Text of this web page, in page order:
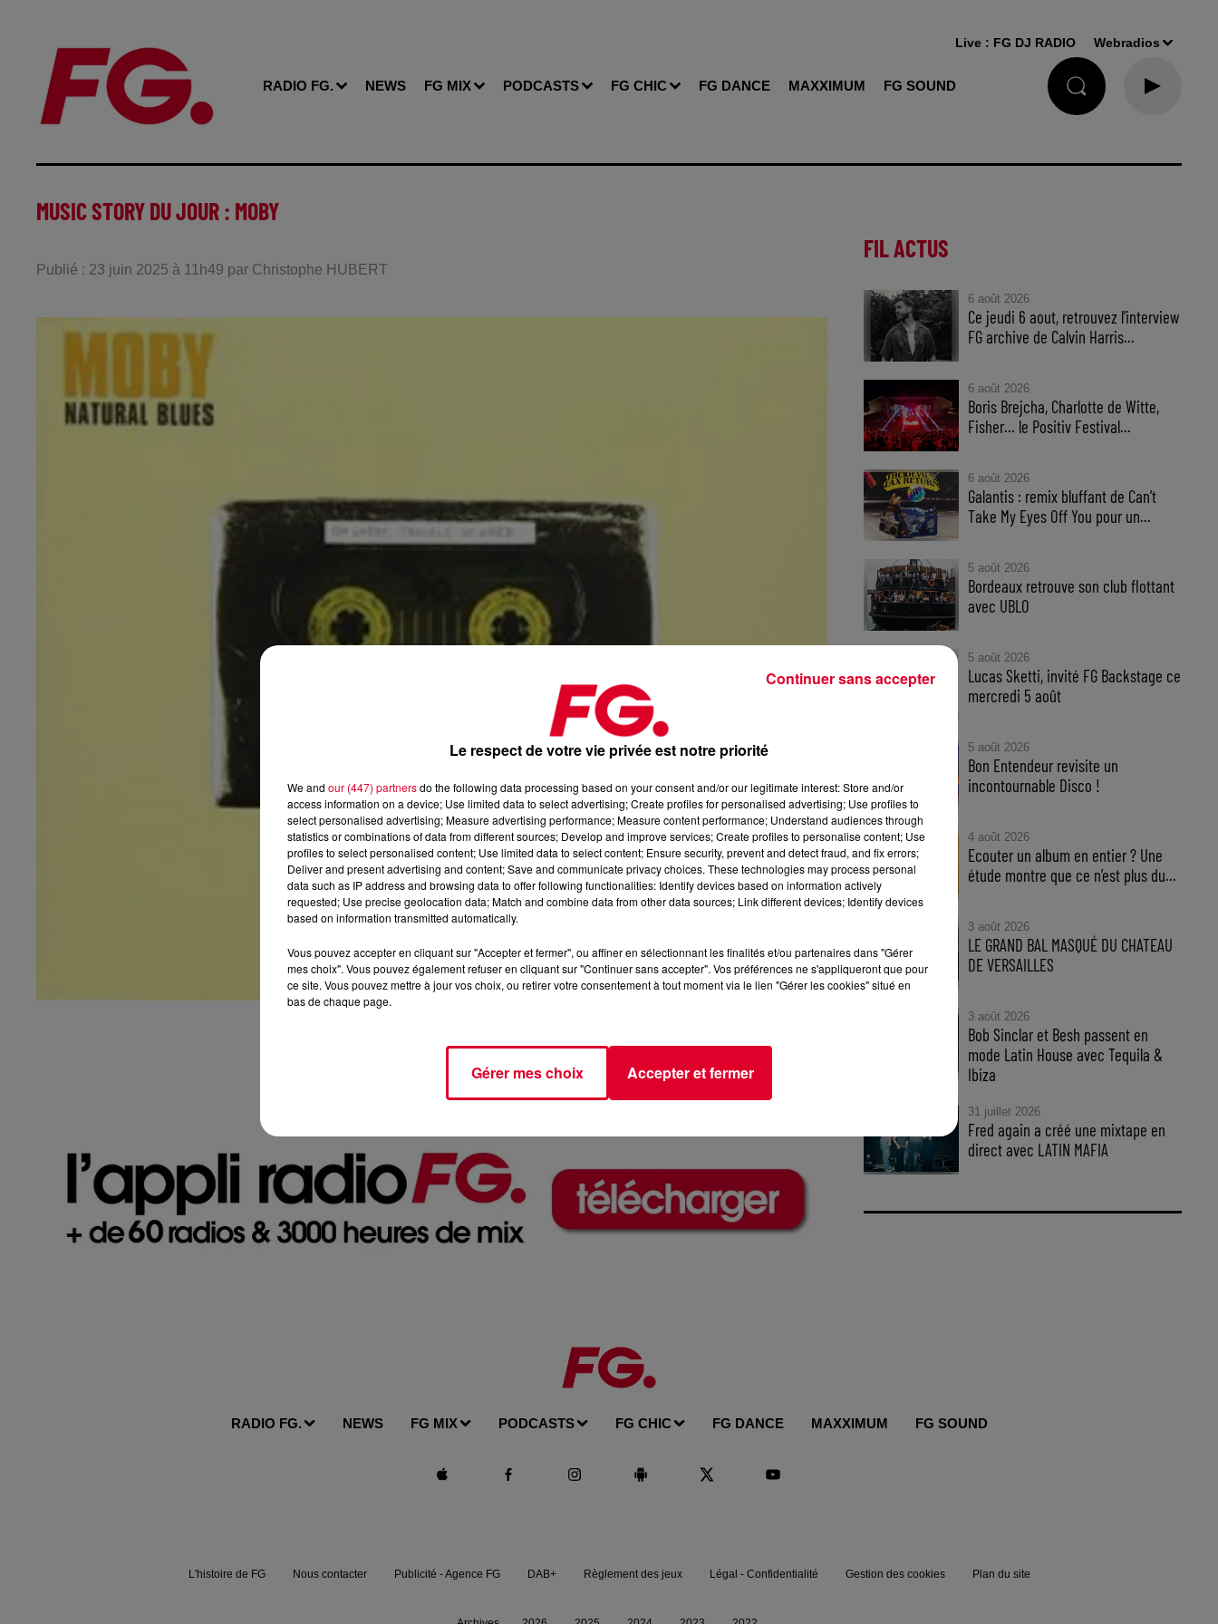
RADIO FG. NEWS FG MIX PODCASTS FG CHIC FG DANCE MAXXIMUM FG SOUND
Live : FG DJ RADIO Webradios
MUSIC STORY DU JOUR : MOBY
Publié : 23 juin 2025 à 11h49 par Christophe HUBERT
FIL ACTUS
6 août 2026
Ce jeudi 6 aout, retrouvez l'interview
FG archive de Calvin Harris...
6 août 2026
Boris Brejcha, Charlotte de Witte,
Fisher… le Positiv Festival...
6 août 2026
Galantis : remix bluffant de Can’t
Take My Eyes Off You pour un...
5 août 2026
Bordeaux retrouve son club flottant
avec UBLO
5 août 2026
Lucas Sketti, invité FG Backstage ce
mercredi 5 août
5 août 2026
Bon Entendeur revisite un
incontournable Disco !
4 août 2026
Ecouter un album en entier ? Une
étude montre que ce n’est plus du...
3 août 2026
LE GRAND BAL MASQUÉ DU CHATEAU
DE VERSAILLES
3 août 2026
Bob Sinclar et Besh passent en
mode Latin House avec Tequila &
Ibiza
31 juillet 2026
Fred again a créé une mixtape en
direct avec LATIN MAFIA
RADIO FG. NEWS FG MIX PODCASTS FG CHIC FG DANCE MAXXIMUM FG SOUND
L'histoire de FG Nous contacter Publicité - Agence FG DAB+ Règlement des jeux Légal - Confidentialité Gestion des cookies Plan du site
Le respect de votre vie privée est notre priorité
We and our (447) partnersdo the following data processing based on your consent and/or our legitimate interest: Store and/or
access information on a device; Use limited data to select advertising; Create profiles for personalised advertising; Use profiles to
select personalised advertising; Measure advertising performance; Measure content performance; Understand audiences through
statistics or combinations of data from different sources; Develop and improve services; Create profiles to personalise content; Use
profiles to select personalised content; Use limited data to select content; Ensure security, prevent and detect fraud, and fix errors;
Deliver and present advertising and content; Save and communicate privacy choices. These technologies may process personal
data such as IP address and browsing data to offer following functionalities: Identify devices based on information actively
requested; Use precise geolocation data; Match and combine data from other data sources; Link different devices; Identify devices
based on information transmitted automatically.
Vous pouvez accepter en cliquant sur "Accepter et fermer", ou affiner en sélectionnant les finalités et/ou partenaires dans "Gérer
mes choix". Vous pouvez également refuser en cliquant sur "Continuer sans accepter". Vos préférences ne s'appliqueront que pour
ce site. Vous pouvez mettre à jour vos choix, ou retirer votre consentement à tout moment via le lien "Gérer les cookies" situé en
bas de chaque page.
Gérer mes choix Accepter et fermer
Continuer sans accepter